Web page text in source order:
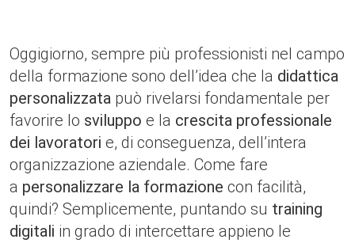
Oggigiorno, sempre più professionisti nel campo
della formazione sono dell’idea che la didattica
personalizzata può rivelarsi fondamentale per
favorire lo sviluppo e la crescita professionale
dei lavoratori e, di conseguenza, dell’intera
organizzazione aziendale. Come fare
a personalizzare la formazione con facilità,
quindi? Semplicemente, puntando su training
digitali in grado di intercettare appieno le